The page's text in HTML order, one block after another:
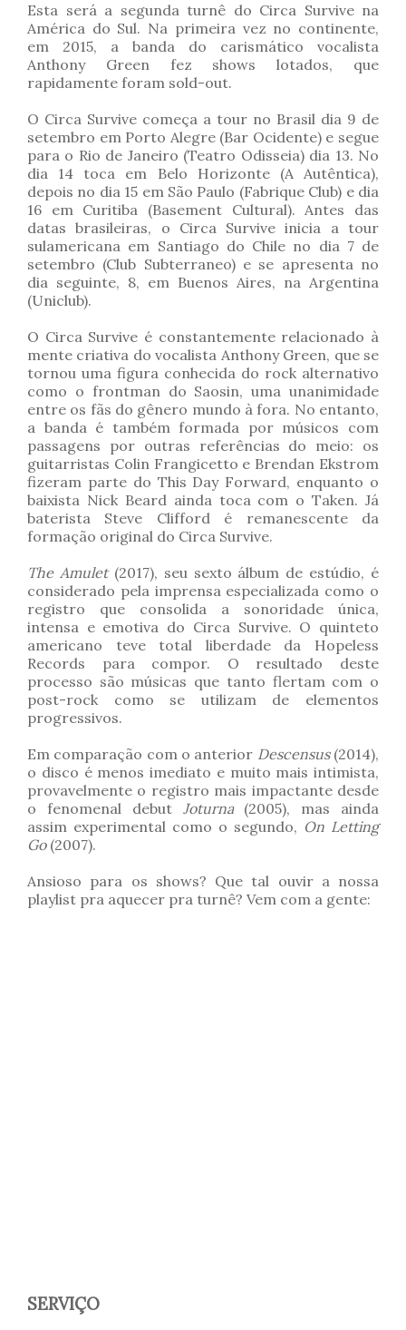
Esta será a segunda turnê do Circa Survive na
América do Sul. Na primeira vez no continente,
em 2015, a banda do carismático vocalista
Anthony Green fez shows lotados, que
rapidamente foram sold-out.
O Circa Survive começa a tour no Brasil dia 9 de
setembro em Porto Alegre (Bar Ocidente) e segue
para o Rio de Janeiro (Teatro Odisseia) dia 13. No
dia 14 toca em Belo Horizonte (A Autêntica),
depois no dia 15 em São Paulo (Fabrique Club) e dia
16 em Curitiba (Basement Cultural). Antes das
datas brasileiras, o Circa Survive inicia a tour
sulamericana em Santiago do Chile no dia 7 de
setembro (Club Subterraneo) e se apresenta no
dia seguinte, 8, em Buenos Aires, na Argentina
(Uniclub).
O Circa Survive é constantemente relacionado à
mente criativa do vocalista Anthony Green, que se
tornou uma figura conhecida do rock alternativo
como o frontman do Saosin, uma unanimidade
entre os fãs do gênero mundo à fora. No entanto,
a banda é também formada por músicos com
passagens por outras referências do meio: os
guitarristas Colin Frangicetto e Brendan Ekstrom
fizeram parte do This Day Forward, enquanto o
baixista Nick Beard ainda toca com o Taken. Já
baterista Steve Clifford é remanescente da
formação original do Circa Survive.
The Amulet (2017), seu sexto álbum de estúdio, é
considerado pela imprensa especializada como o
registro que consolida a sonoridade única,
intensa e emotiva do Circa Survive. O quinteto
americano teve total liberdade da Hopeless
Records para compor. O resultado deste
processo são músicas que tanto flertam com o
post-rock como se utilizam de elementos
progressivos.
Em comparação com o anterior Descensus (2014),
o disco é menos imediato e muito mais intimista,
provavelmente o registro mais impactante desde
o fenomenal debut Joturna(2005), mas ainda
assim experimental como o segundo, On Letting
Go(2007).
Ansioso para os shows? Que tal ouvir a nossa
playlist pra aquecer pra turnê? Vem com a gente:
SERVIÇO